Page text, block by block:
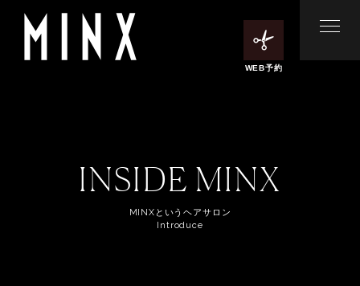
WEB予約
INSIDE MINX
MINXというヘアサロン
Introduce